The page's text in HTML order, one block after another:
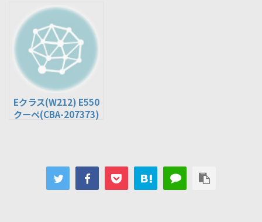
Eクラス(W212) E550
クーペ(CBA-207373)